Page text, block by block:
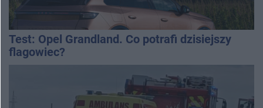
Test: Opel Grandland. Co potrafi dzisiejszy
flagowiec?